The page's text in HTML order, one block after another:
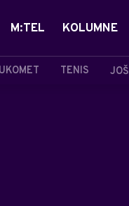
TENIS JOŠ
M:TEL KOLUMNE